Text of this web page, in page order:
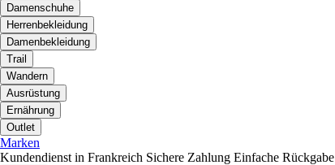
Damenschuhe
Herrenbekleidung
Damenbekleidung
Trail
Wandern
Ausrüstung
Ernährung
Outlet
Marken
Kundendienst in Frankreich Sichere Zahlung Einfache Rückgabe